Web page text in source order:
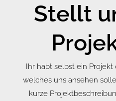
Stellt
Ihr habt selbst ein
welches uns ansehen
kurze